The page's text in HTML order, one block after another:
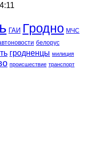
ГАИ Гродно МЧС
белорус
гродненцы милиция
происшествие транспорт